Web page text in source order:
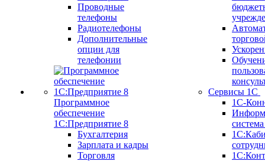
Проводные
телефоны
Радиотелефоны
Дополнительные
опции для
телефонии
Программное
обеспечение
1С:Предприятие 8
Бухгалтерия
Зарплата и кадры
Торговля
Сервисы 1С
1С-